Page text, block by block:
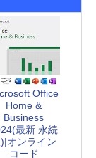
Office
Home &
Business
最新 永続
オンライン
コード